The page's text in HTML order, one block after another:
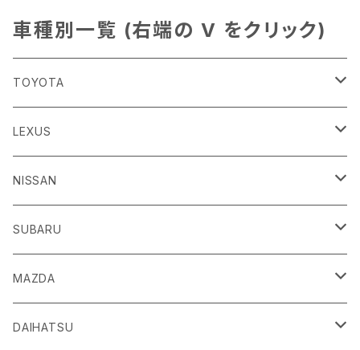
車種別一覧 (右端の V をクリック)
TOYOTA
86
H24/4～R3/8 ZN6
GR86
R3/10～ ZN8
ｂＢ
H17/12～H28/8 20系
ｂZ４X
R4/5~ XEAM10/11/15・YEAM15
Ｃ-ＨＲ
LEXUS
ＣＴ
H23/1～R4/11
ＥＳ
H30/10～
ＧＳ
H24/1～R2/7
ＨＳ
NISSAN
ＡＤ
H18/12～ Y12
ＧＴ－Ｒ
H19/12～ R35
ＮＴ１００クリッパートラック
SUBARU
ＢＲＺ
H24/3～R3/8 ZC6
ＷＲＸ Ｓ４/ＳＴＩ
MAZDA
ＣＸ－３
DAIHATSU